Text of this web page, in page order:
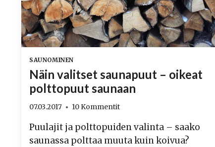
SAUNOMINEN
Näin valitset saunapuut – oikeat
polttopuut saunaan
07.03.2017 10 Kommentit
Puulajit ja polttopuiden valinta – saako
saunassa polttaa muuta kuin koivua?